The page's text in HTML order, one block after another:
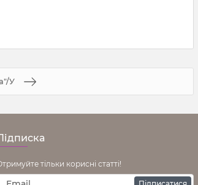
У
тільки корисні статті!